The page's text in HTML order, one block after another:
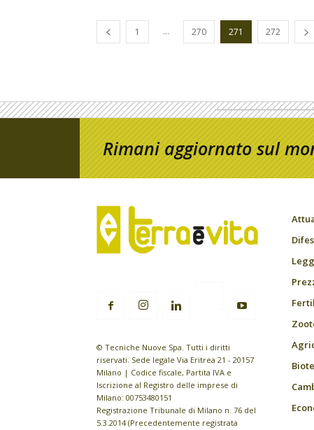
1 ... 270 271 272
Rimani aggiornato sul
© Tecniche Nuove Spa. Tutti i diritti
riservati. Sede legale Via Eritrea 21 - 20157
Milano | Codice fiscale, Partita IVA e
Iscrizione al Registro delle imprese di
Milano: 00753480151
Registrazione Tribunale di Milano n. 76 del
5.3.2014 (Precedentemente registrata